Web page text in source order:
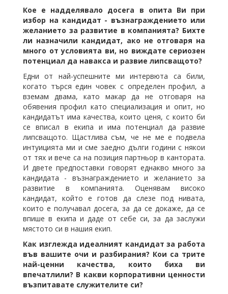
Кое е надделявало досега в опита Ви при
избор на кандидат - възнаграждението или
желанието за развитие в компанията? Бихте
ли назначили кандидат, ако не отговаря на
много от условията ви, но виждате сериозен
потенциал да навакса и развие липсващото?
Едни от най-успешните ми интервюта са били,
когато търся един човек с определен профил, а
вземам двама, като макар да не отговаря на
обявения профил като специализация и опит, но
кандидатът има качества, които ценя, с които би
се вписал в екипа и има потенциал да развие
липсващото. Щастлива съм, че не ме е подвела
интуицията ми и сме заедно дълги години с някои
от тях и вече са на позиция партньор в кантората.
И двете предпоставки говорят еднакво много за
кандидата - възнаграждението и желанието за
развитие в компанията. Оценявам високо
кандидат, който е готов да слезе под нивата,
които е получавал досега, за да се докаже, да се
впише в екипа и даде от себе си, за да заслужи
мястото си в нашия екип.
Как изглежда идеалният кандидат за работа
във вашите очи и разбирания? Кои са трите
най-ценни качества, които биха ви
впечатлили? В какви корпоративни ценности
възпитавате служителите си?